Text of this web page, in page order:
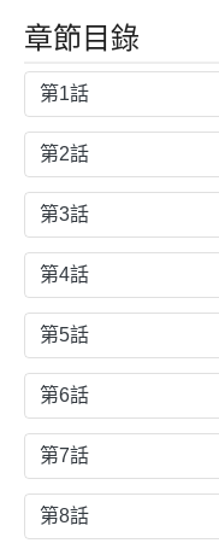
章節目錄
第1話
第2話
第3話
第4話
第5話
第6話
第7話
第8話